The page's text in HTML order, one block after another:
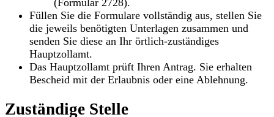
Füllen Sie die Formulare vollständig aus, stellen Sie
die jeweils benötigten Unterlagen zusammen und
senden Sie diese an Ihr örtlich-zuständiges
Hauptzollamt.
Das Hauptzollamt prüft Ihren Antrag. Sie erhalten
Bescheid mit der Erlaubnis oder eine Ablehnung.
Zuständige Stelle